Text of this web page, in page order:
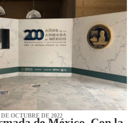
OCTUBRE DE 2022